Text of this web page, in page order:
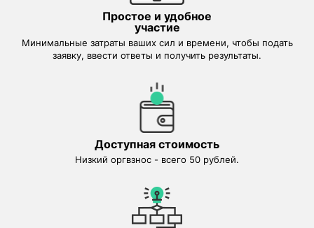
Простое и удобное
участие
Минимальные затраты ваших сил и времени, чтобы подать
заявку, ввести ответы и получить результаты.
Доступная стоимость
Низкий оргвзнос - всего 50 рублей.